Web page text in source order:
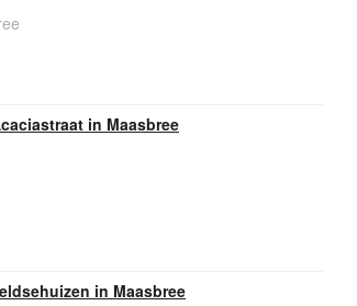
in Maasbree
in Maasbree